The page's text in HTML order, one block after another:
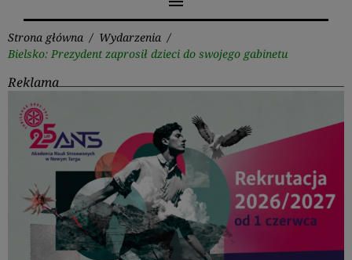
Strona główna / Wydarzenia /
Bielsko: Prezydent zaprosił dzieci do swojego gabinetu
Reklama